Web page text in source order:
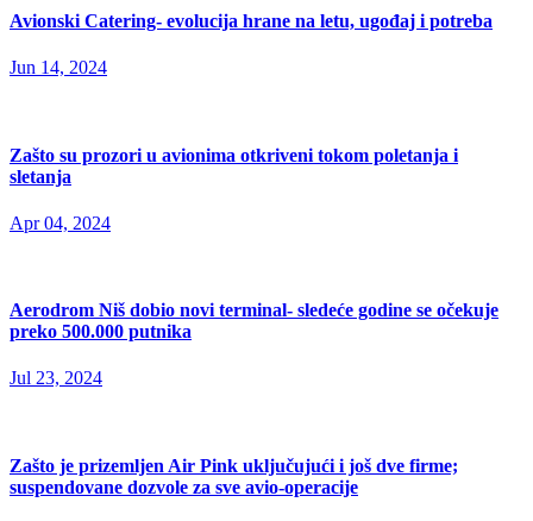
Avionski Catering- evolucija hrane na letu, ugođaj i potreba
Jun 14, 2024
Zašto su prozori u avionima otkriveni tokom poletanja i
sletanja
Apr 04, 2024
Aerodrom Niš dobio novi terminal- sledeće godine se očekuje
preko 500.000 putnika
Jul 23, 2024
Zašto je prizemljen Air Pink uključujući i još dve firme;
suspendovane dozvole za sve avio-operacije